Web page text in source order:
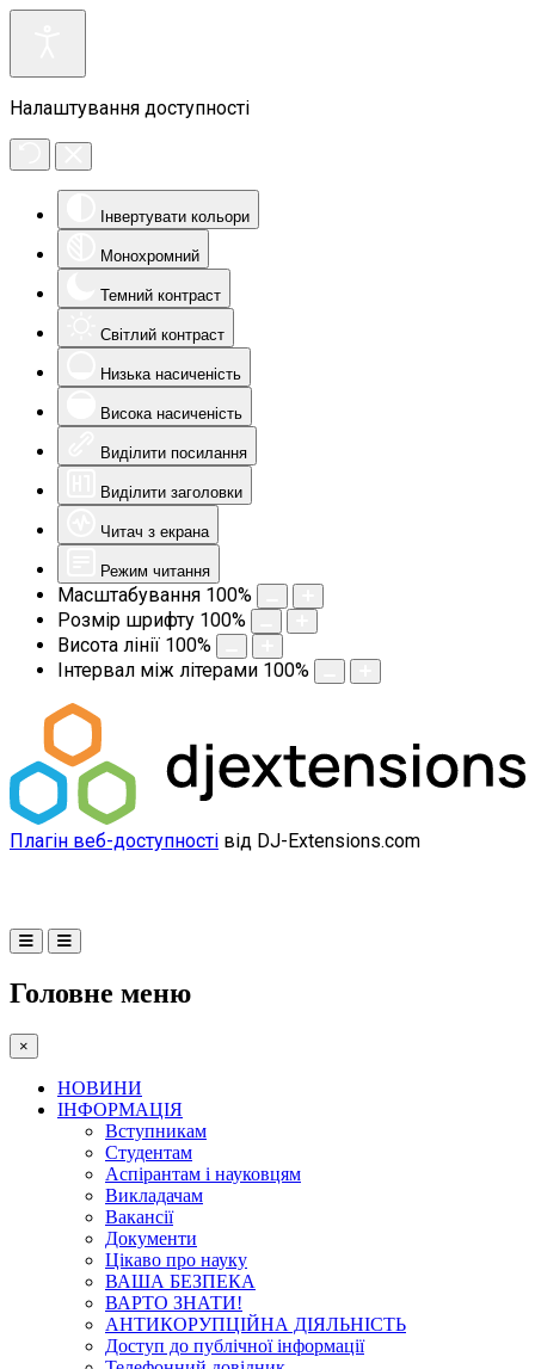
Налаштування доступності
Інвертувати кольори
Монохромний
Темний контраст
Світлий контраст
Низька насиченість
Висока насиченість
Виділити посилання
Виділити заголовки
Читач з екрана
Режим читання
Масштабування 100%
Розмір шрифту 100%
Висота лінії 100%
Інтервал між літерами 100%
Плагін веб-доступності від DJ-Extensions.com
Головне меню
×
НОВИНИ
ІНФОРМАЦІЯ
Вступникам
Студентам
Аспірантам і науковцям
Викладачам
Вакансії
Документи
Цікаво про науку
ВАША БЕЗПЕКА
ВАРТО ЗНАТИ!
АНТИКОРУПЦІЙНА ДІЯЛЬНІСТЬ
Доступ до публічної інформації